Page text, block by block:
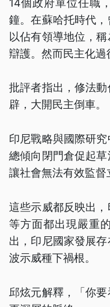
鐘。在蘇哈托時代
以佔有領導地位，
辯護。然而民主化過
批評者指出，修法
辟，大開民主倒車。
印尼戰略與國際研
總傾向閉門倉促起
讓社會無法有效監督
這些示威都反映出
等方面都出現嚴重
出，印尼國家發展
波示威種下禍根。
邱炫元解釋，「你